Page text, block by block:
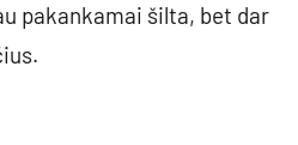
pakankamai šilta, bet dar